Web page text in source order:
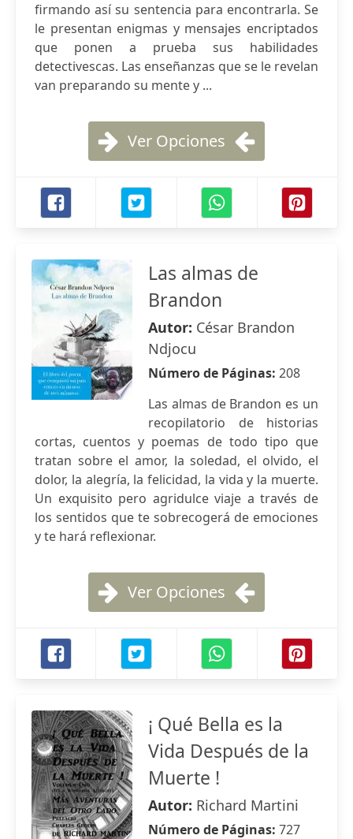
firmando así su sentencia para encontrarla. Se
le presentan enigmas y mensajes encriptados
que ponen a prueba sus habilidades
detectivescas. Las enseñanzas que se le revelan
van preparando su mente y ...
Ver Opciones
Las almas de
Brandon
Autor: César Brandon
Ndjocu
Número de Páginas: 208
Las almas de Brandon es un
recopilatorio de historias
cortas, cuentos y poemas de todo tipo que
tratan sobre el amor, la soledad, el olvido, el
dolor, la alegría, la felicidad, la vida y la muerte.
Un exquisito pero agridulce viaje a través de
los sentidos que te sobrecogerá de emociones
y te hará reflexionar.
Ver Opciones
¡ Qué Bella es la
Vida Después de la
Muerte !
Autor: Richard Martini
Número de Páginas: 727